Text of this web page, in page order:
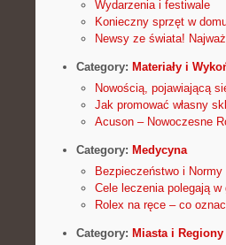
Wydarzenia i festiwale
Konieczny sprzęt w
Newsy ze świata!
Category: Materiały i
Nowością, pojawiającą
Jak promować własny
Acuson – Nowoczesne
Category: Medycyna
Bezpieczeństwo i Normy
Cele leczenia polegają
Rolex na ręce – co
Category: Miasta i Regiony